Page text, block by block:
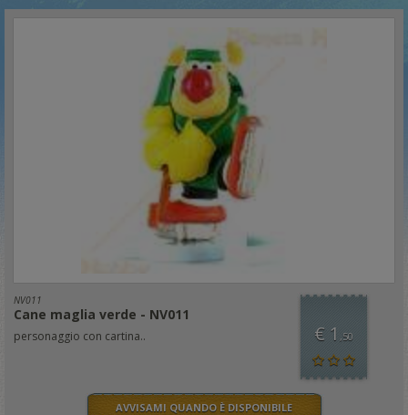
NV011
Cane maglia verde - NV011
personaggio con cartina.. € 1 ,50
AVVISAMI QUANDO È DISPONIBILE